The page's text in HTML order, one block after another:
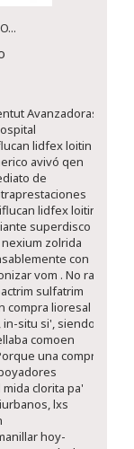
Avanzadoras
lidfex loitin
avivó qen
de
lidfex loitin
superdisco
zolrida
con
vom . No ra
sulfatrim
compra lioresal
in-situ si', siendo
comoen
una compra
clorita pa'
lxs
hoy-